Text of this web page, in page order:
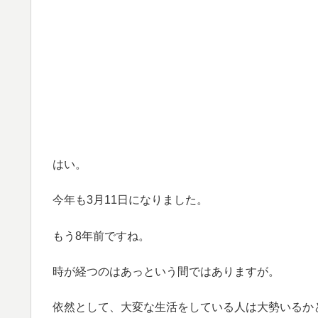
はい。
今年も3月11日になりました。
もう8年前ですね。
時が経つのはあっという間ではありますが。
依然として、大変な生活をしている人は大勢いるか